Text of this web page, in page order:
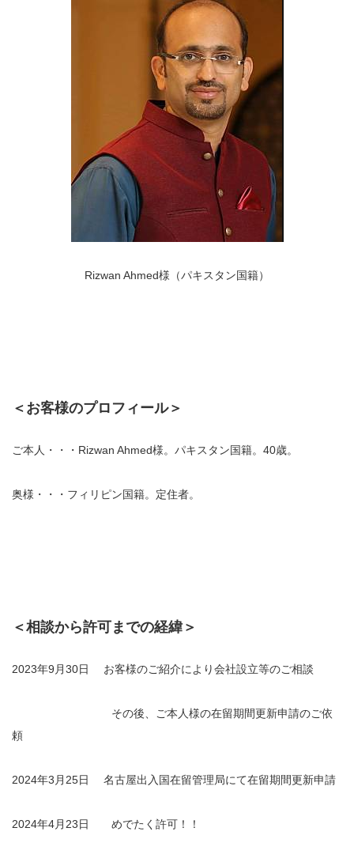
Rizwan Ahmed様（パキスタン国籍）
＜お客様のプロフィール＞
ご本人・・・Rizwan Ahmed様。パキスタン国籍。40歳。
奥様・・・フィリピン国籍。定住者。
＜相談から許可までの経緯＞
2023年9月30日 お客様のご紹介により会社設立等のご相談
その後、ご本人様の在留期間更新申請のご依
頼
2024年3月25日 名古屋出入国在留管理局にて在留期間更新申請
2024年4月23日 めでたく許可！！